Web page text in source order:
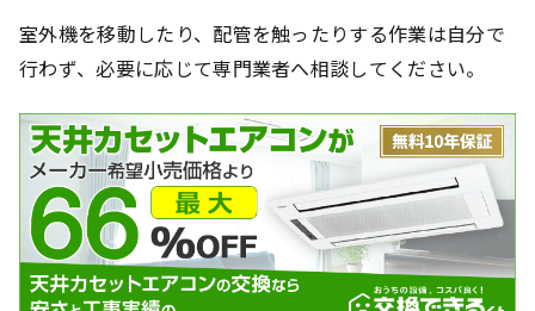
室外機を移動したり、配管を触ったりする作業は自分で
行わず、必要に応じて専門業者へ相談してください。